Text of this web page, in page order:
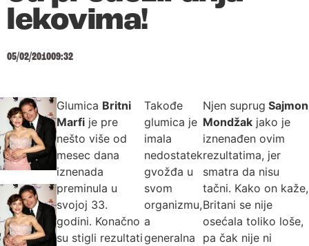
lekovima!
05/02/201009:32
Glumica Britni
Marfi je pre
nešto više od
mesec dana
iznenada
preminula u
svojoj 33.
godini. Konačno
su stigli rezultati
Takođe
glumica je
imala
nedostatek
gvožđa u
svom
organizmu,
a
generalna
Njen suprug Sajmon
Mondžakjako je
iznenađen ovim
rezultatima, jer
smatra da nisu
tačni. Kako on kaže,
Britani se nije
osećala toliko loše,
pa čak nije ni